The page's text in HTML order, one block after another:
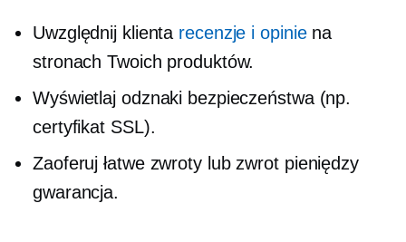
Uwzględnij klienta recenzje i opiniena
stronach Twoich produktów.
Wyświetlaj odznaki bezpieczeństwa (np.
certyfikat SSL).
Zaoferuj łatwe zwroty lub zwrot pieniędzy
gwarancja.